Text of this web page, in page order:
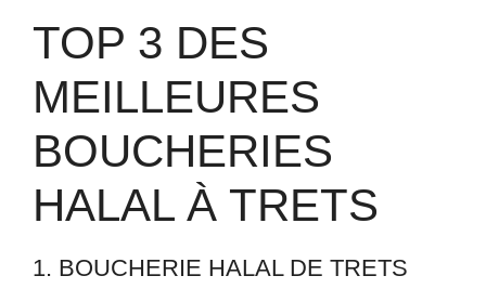
TOP 3 DES
MEILLEURES
BOUCHERIES
HALAL À TRETS
1. BOUCHERIE HALAL DE TRETS